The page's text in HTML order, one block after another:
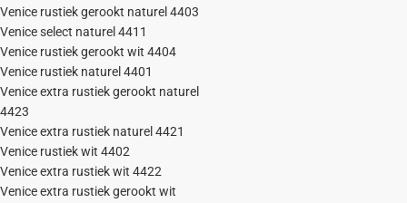
Venice rustiek gerookt naturel 4403
Venice select naturel 4411
Venice rustiek gerookt wit 4404
Venice rustiek naturel 4401
Venice extra rustiek gerookt naturel
4423
Venice extra rustiek naturel 4421
Venice rustiek wit 4402
Venice extra rustiek wit 4422
Venice extra rustiek gerookt wit